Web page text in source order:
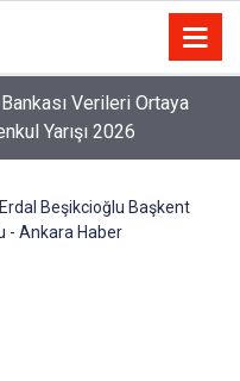
Verileri Ortaya
Yarışı 2026
Erdal Beşikcioğlu Başkent
- Ankara Haber